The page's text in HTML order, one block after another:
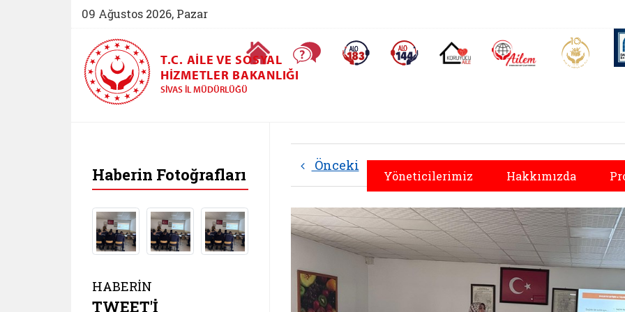
09 Ağustos 2026, Pazar
Ana Sayfa Sıkça Sorulan SorularAlo 183 (yeni sekmede açılır)Alo 144 (yeni sekmede açılır)Koruyucu Aile (yeni sekmede açılır)
AİLEM İletişim Aile ve
T.C. AILE VE SOSYAL
HIZMETLER BAKANLIĞI
SIVAS İL MÜDÜRLÜĞÜ
Yöneticilerimiz Hakkımızda
Önceki
Haberin Fotoğrafları
HABERİN
TWEET'İ